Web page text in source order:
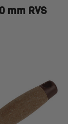
mm RVS